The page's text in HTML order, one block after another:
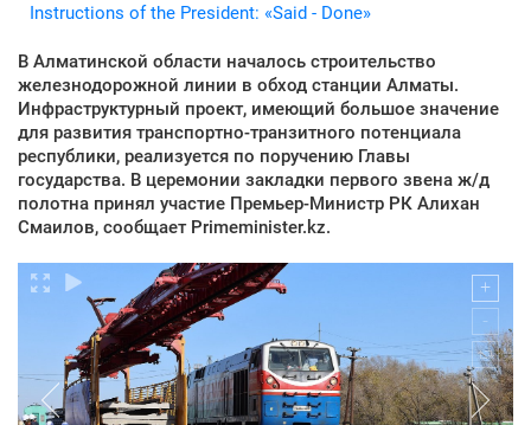
Instructions of the President: «Said - Done»
В Алматинской области началось строительство
железнодорожной линии в обход станции Алматы.
Инфраструктурный проект, имеющий большое значение
для развития транспортно-транзитного потенциала
республики, реализуется по поручению Главы
государства. В церемонии закладки первого звена ж/д
полотна принял участие Премьер-Министр РК Алихан
Смаилов, сообщает Primeminister.kz.